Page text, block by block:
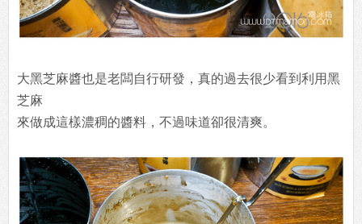
大黑芝麻醬也是老闆自行研發，真的過去很少看到利用黑
芝麻
來做成這樣濃稠的醬料，不過味道卻很清爽。